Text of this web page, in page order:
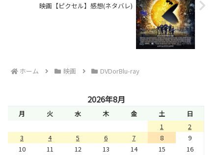
映画【ピクセル】感想(ネタバレ)
ホーム 映画 DVDorBlu-ray
2026年8月
月 火 水 木 金 土
日
1
2
3
4 5 6 7 8
9
10
11 12 13 14 15 16